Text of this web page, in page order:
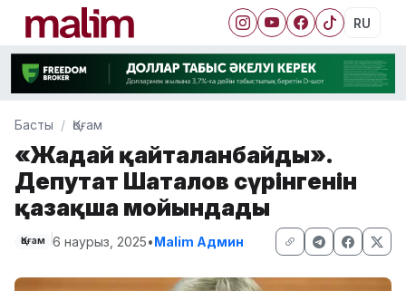
RU
Басты Қоғам
«Жағдай қайталанбайды».
Депутат Шаталов сүрінгенін
қазақша мойындады
Қоғам 6 наурыз, 2025•Malim Админ